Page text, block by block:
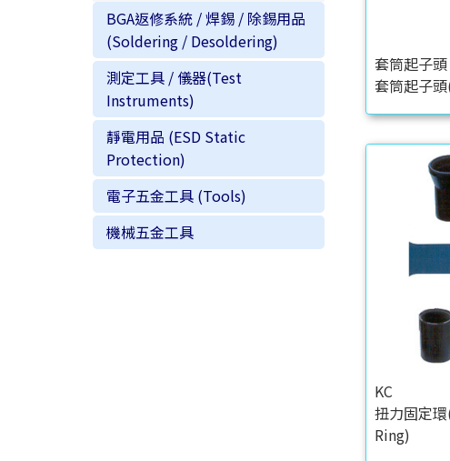
BGA返修系統 / 焊錫 / 除錫用品
(Soldering / Desoldering)
測定工具 / 儀器(Test
Instruments)
靜電用品 (ESD Static
Protection)
電子五金工具 (Tools)
機械五金工具
套筒起子頭
套筒起子
KC
扭力固定
Ring)